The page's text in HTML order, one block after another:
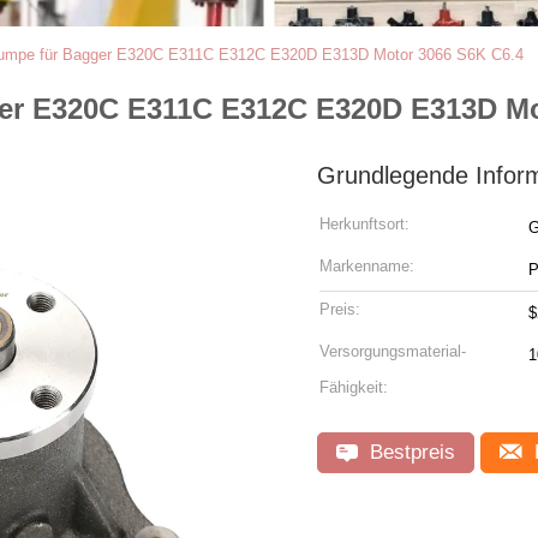
für Bagger E320C E311C E312C E320D E313D Motor 3066 S6K C6.4
E320C E311C E312C E320D E313D
Grundlegende
Herkunftsort:
Markenname:
Preis:
Versorgungsmaterial-
Fähigkeit:
Bestpreis